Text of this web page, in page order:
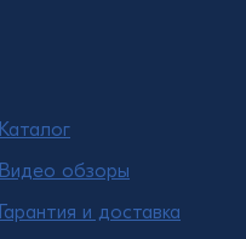
Каталог
Видео обзоры
Гарантия и доставка